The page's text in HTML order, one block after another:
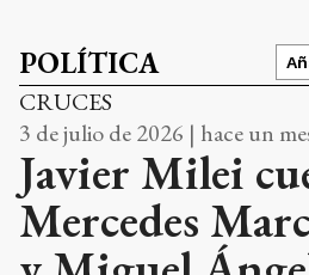
POLÍTICA
CRUCES
3 de julio de 2026 | hace un
Javier Milei
Mercedes